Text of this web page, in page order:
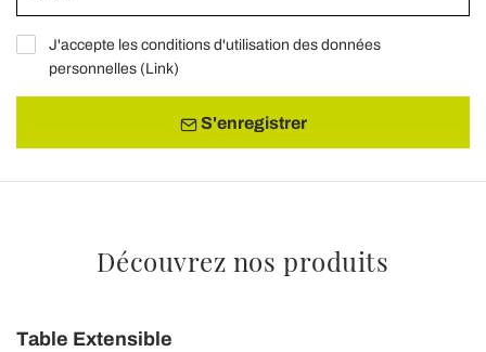
J'accepte les conditions d'utilisation des données
personnelles (Link)
S'enregistrer
Découvrez nos produits
Table Extensible